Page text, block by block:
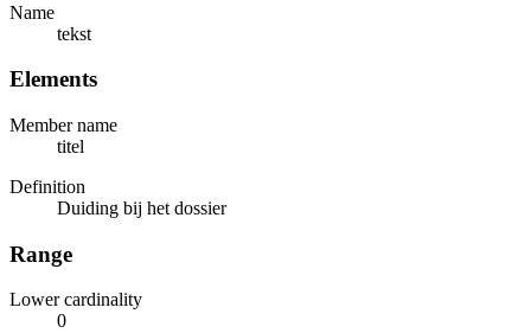
Name
tekst
Elements
Member name
titel
Definition
Duiding bij het dossier
Range
Lower cardinality
0